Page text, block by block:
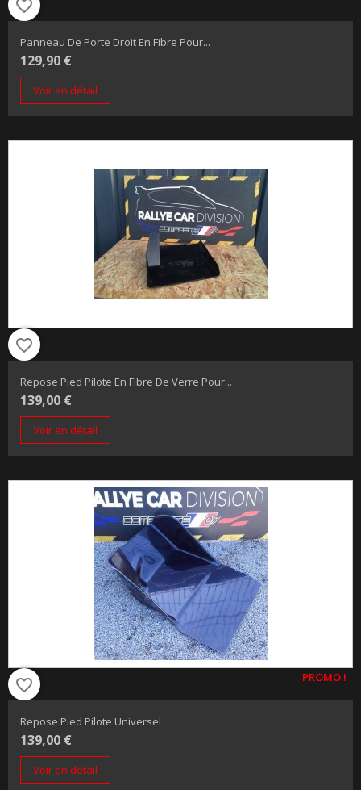
favorite_border
Panneau De Porte Droit En Fibre Pour...
129,90 €
Voir en détail
favorite_border
Repose Pied Pilote En Fibre De Verre Pour...
139,00 €
Voir en détail
PROMO !
favorite_border
Repose Pied Pilote Universel
139,00 €
Voir en détail